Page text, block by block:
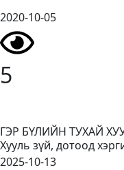
2020-10-05
5
ГЭР БҮЛИЙН ТУХАЙ
Хууль зүй, дотоод
2025-10-13